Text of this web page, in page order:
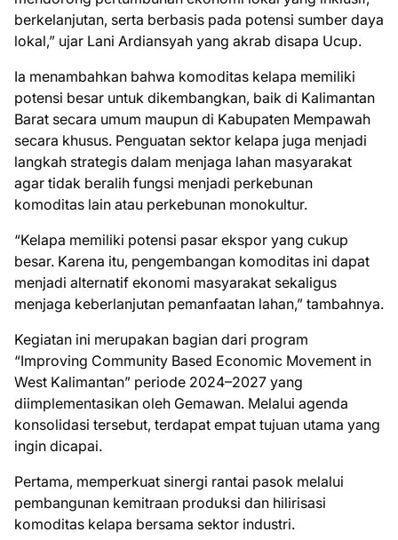
berkelanjutan, serta berbasis pada potensi sumber daya
lokal,” ujar Lani Ardiansyah yang akrab disapa Ucup.
Ia menambahkan bahwa komoditas kelapa memiliki
potensi besar untuk dikembangkan, baik di Kalimantan
Barat secara umum maupun di Kabupaten Mempawah
secara khusus. Penguatan sektor kelapa juga menjadi
langkah strategis dalam menjaga lahan masyarakat
agar tidak beralih fungsi menjadi perkebunan
komoditas lain atau perkebunan monokultur.
“Kelapa memiliki potensi pasar ekspor yang cukup
besar. Karena itu, pengembangan komoditas ini dapat
menjadi alternatif ekonomi masyarakat sekaligus
menjaga keberlanjutan pemanfaatan lahan,” tambahnya.
Kegiatan ini merupakan bagian dari program
“Improving Community Based Economic Movement in
West Kalimantan” periode 2024–2027 yang
diimplementasikan oleh Gemawan. Melalui agenda
konsolidasi tersebut, terdapat empat tujuan utama yang
ingin dicapai.
Pertama, memperkuat sinergi rantai pasok melalui
pembangunan kemitraan produksi dan hilirisasi
komoditas kelapa bersama sektor industri.